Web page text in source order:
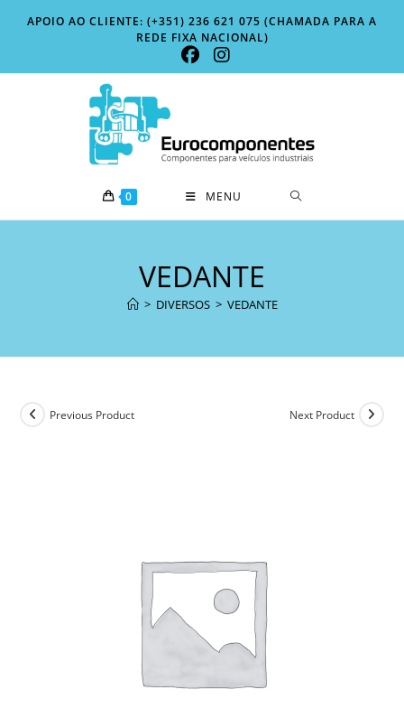
APOIO AO CLIENTE: (+351) 236 621 075 (CHAMADA PARA A
REDE FIXA NACIONAL)
0 MENU
VEDANTE
> DIVERSOS > VEDANTE
Previous Product Next Product